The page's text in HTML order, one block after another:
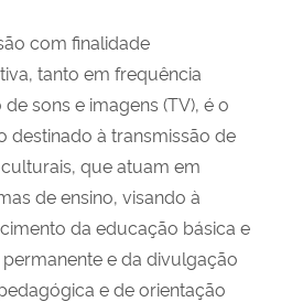
com finalidade
tanto em frequência
sons e imagens (TV), é o
destinado à transmissão de
que atuam em
de ensino, visando à
da educação básica e
e da divulgação
e de orientação